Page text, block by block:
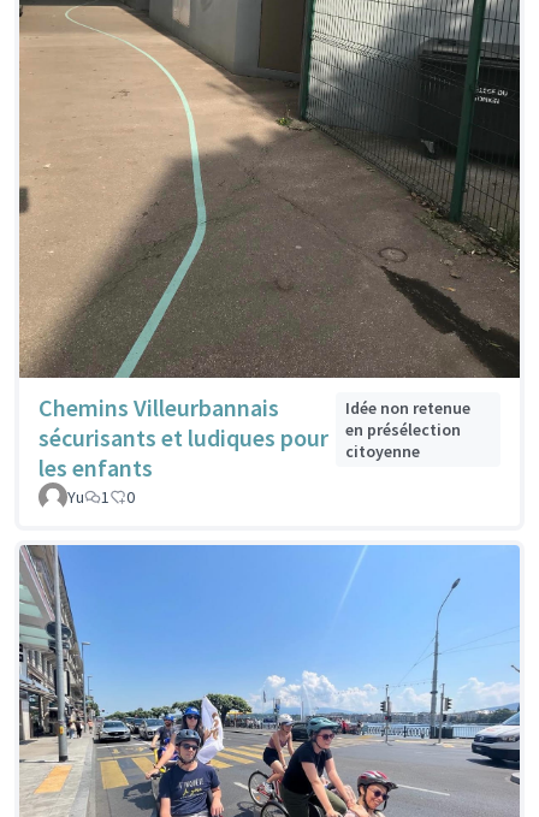
Chemins Villeurbannais
sécurisants et ludiques pour
les enfants
Idée non retenue
en présélection
citoyenne
Yu 1 0